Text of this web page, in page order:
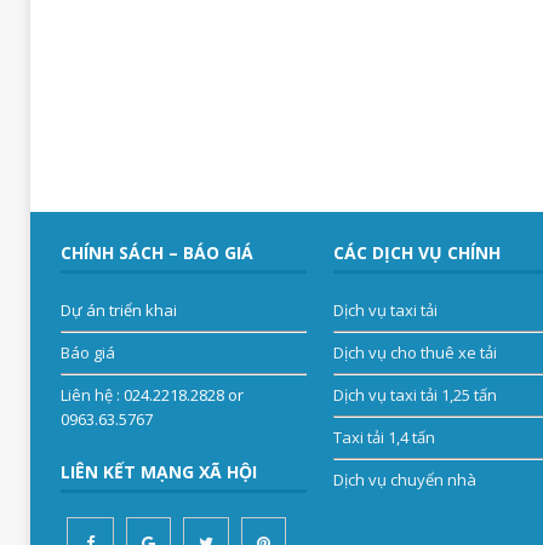
CHÍNH SÁCH – BÁO GIÁ
Dự án triển khai
Báo giá
Liên hệ: 024.2218.2828 or
0963.63.5767
LIÊN KẾT MẠNG XÃ HỘI
CÁC DỊCH VỤ CHÍNH
Dịch vụ taxi tải
Dịch vụ cho thuê xe tải
Dịch vụ taxi tải 1,25 tấn
Taxi tải 1,4 tấn
Dịch vụ chuyển nhà